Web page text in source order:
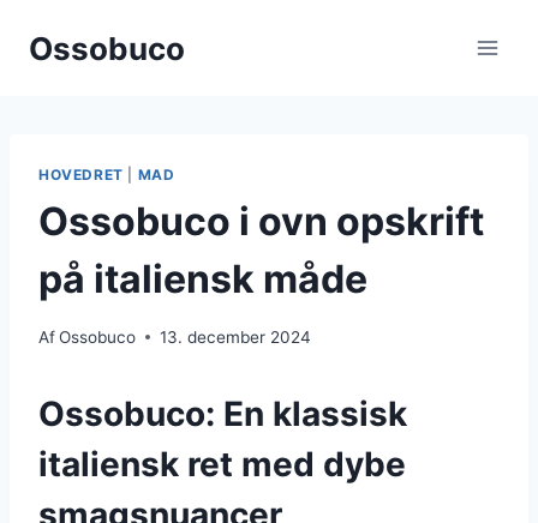
Ossobuco
HOVEDRET MAD
Ossobuco i ovn opskrift
på italiensk måde
AfOssobuco 13. december 2024
Ossobuco: En klassisk
italiensk ret med dybe
smagsnuancer